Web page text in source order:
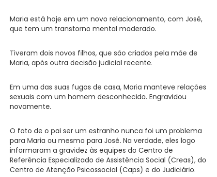
Maria está hoje em um novo relacionamento, com José,
que tem um transtorno mental moderado.
Tiveram dois novos filhos, que são criados pela mãe de
Maria, após outra decisão judicial recente.
Em uma das suas fugas de casa, Maria manteve relações
sexuais com um homem desconhecido. Engravidou
novamente.
O fato de o pai ser um estranho nunca foi um problema
para Maria ou mesmo para José. Na verdade, eles logo
informaram a gravidez às equipes do Centro de
Referência Especializado de Assistência Social (Creas), do
Centro de Atenção Psicossocial (Caps) e do Judiciário.